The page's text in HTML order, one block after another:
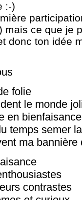
:-)
mais ce que je
donc ton idée
folie
le monde
en bienfaisance
temps semer
ma bannière
contrastes